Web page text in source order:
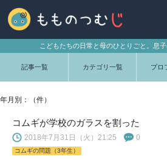
こどもたちの日常と母のひとりごと。息子
記事一覧 カテゴリ一覧 プロ
年月別：（件）
コムギが学校のガラスを割った
2018年7月31日（火）21:25 0
コムギの問題（3年生）